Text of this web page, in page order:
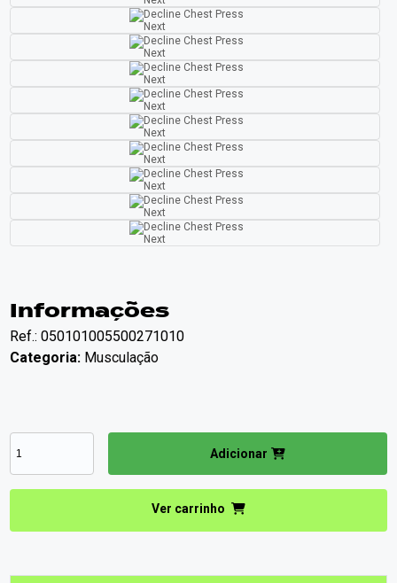
Informações
Ref.: 050101005500271010
Categoria: Musculação
Adicionar
Ver carrinho